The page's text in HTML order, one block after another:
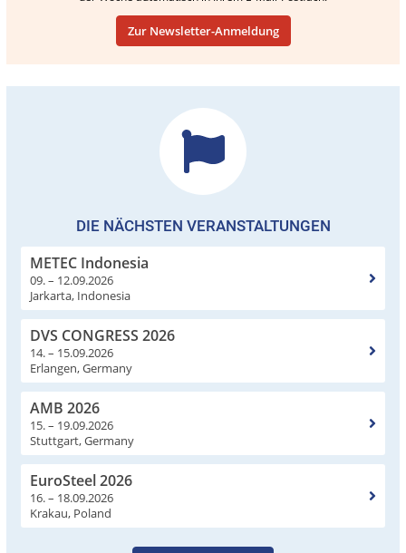
Zur Newsletter-Anmeldung
DIE NÄCHSTEN VERANSTALTUNGEN
METEC Indonesia
09. – 12.09.2026
Jarkarta, Indonesia
DVS CONGRESS 2026
14. – 15.09.2026
Erlangen, Germany
AMB 2026
15. – 19.09.2026
Stuttgart, Germany
EuroSteel 2026
16. – 18.09.2026
Krakau, Poland